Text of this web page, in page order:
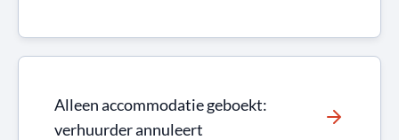
Alleen accommodatie geboekt:
verhuurder annuleert